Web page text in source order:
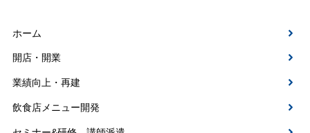
ホーム
開店・開業
業績向上・再建
飲食店メニュー開発